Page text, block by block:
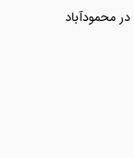
محمودآباد